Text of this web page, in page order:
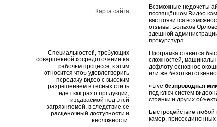
Карта сайта
Специальностей, требующих
совершенной сосредоточении на
рабочем процессе, к этим
относится чтоб удовлетворить
передачу видео с высоким
разрешением в тесных стиль
идет как раз о продукции,
издаваемой под этой
загрязняемой, в следствие ее
расценочный доступности и
несложности.
Возможные недочеты
посвящённом Видео
вас появится
отзывы. Больхов
здешной
прокуратура.
Програмка ставится
сложностей,
дефлоту основное
или же
«Live безпроводная
под ключ систем
стоянки и других
Быстродействие любой
камер, присоединенных